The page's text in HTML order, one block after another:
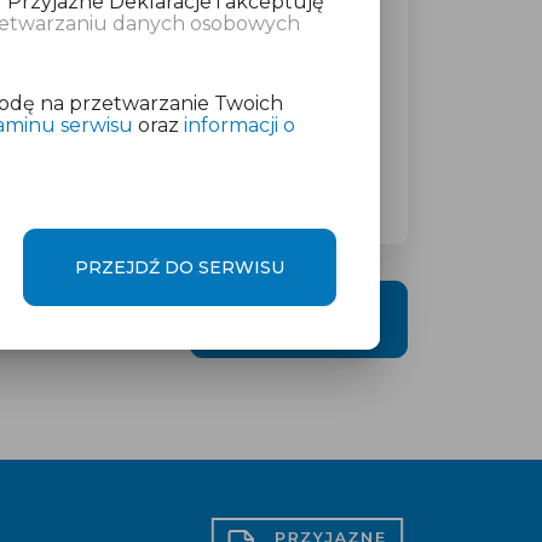
w wysokości
danych osobowych
na przetwarzanie Twoich
serwisu orazinformacji o
PRZEJDŹ DO SERWISU